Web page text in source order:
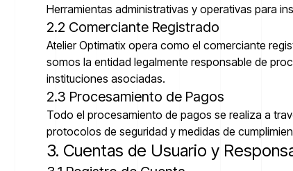
Herramientas administrativas y operativas para
2.2 Comerciante Registrado
Atelier Optimatix opera como el comerciante
somos la entidad legalmente responsable de
instituciones asociadas.
2.3 Procesamiento de Pagos
Todo el procesamiento de pagos se realiza a
protocolos de seguridad y medidas de
3. Cuentas de Usuario y